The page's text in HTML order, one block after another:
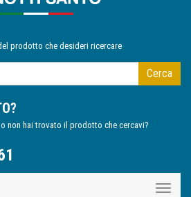
prodotto che desideri ricercare
Cerca
non hai trovato il prodotto che cercavi?